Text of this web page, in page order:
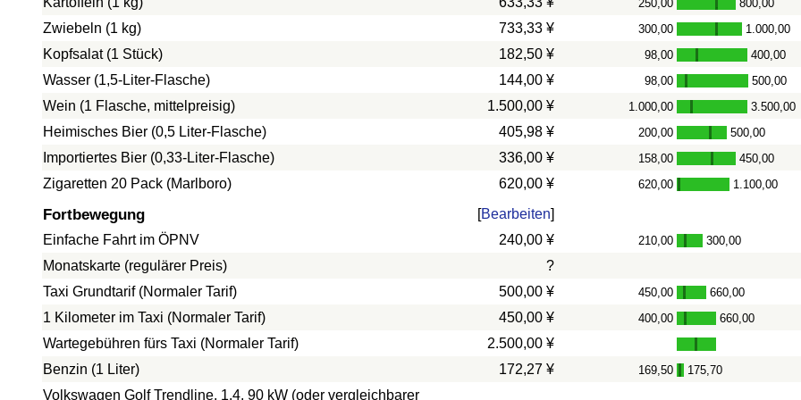
250,00 - 800,00
Zwiebeln (1 kg) 733,33 ¥ 300,00 - 1.000,00
Kopfsalat (1 Stück) 182,50 ¥ 98,00 - 400,00
Wasser (1,5-Liter-Flasche) 144,00 ¥ 98,00 - 500,00
Wein (1 Flasche, mittelpreisig) 1.500,00 ¥ 1.000,00 - 3.500,00
Heimisches Bier (0,5 Liter-Flasche) 405,98 ¥ 200,00 - 500,00
Importiertes Bier (0,33-Liter-Flasche) 336,00 ¥ 158,00 - 450,00
Zigaretten 20 Pack (Marlboro) 620,00 ¥ 620,00 - 1.100,00
Fortbewegung [Bearbeiten]
Einfache Fahrt im ÖPNV
240,00 ¥ 210,00 - 300,00
Monatskarte (regulärer Preis)
?
Taxi Grundtarif (Normaler Tarif)
500,00 ¥ 450,00 - 660,00
1 Kilometer im Taxi (Normaler Tarif) 450,00 ¥ 400,00 - 660,00
Wartegebühren fürs Taxi (Normaler Tarif)
2.500,00 ¥
Benzin (1 Liter)
172,27 ¥ 169,50 - 175,70
Volkswagen Golf Trendline, 1.4, 90 kW (oder vergleichbarer